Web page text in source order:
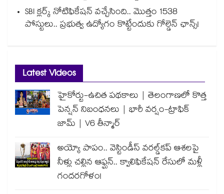
SBI క్లర్క్ నోటిఫికేషన్ వచ్చేసింది.. మొత్తం 1538
పోస్టులు.. ప్రభుత్వ ఉద్యోగం కొట్టేందుకు గోల్డెన్ ఛాన్స్!
Latest Videos
హైకోర్టు-ఉచిత పథకాలు | తెలంగాణలో కొత్త
పెన్షన్ నిబంధనలు | భారీ వర్షం-ట్రాఫిక్
జామ్ | V6 తీన్మార్
అయ్యో పాపం.. వెస్టిండీస్ వరల్డ్‌కప్ ఆశలపై
నీళ్లు చల్లిన ఆఫ్ఘన్.. క్వాలిఫికేషన్ రేసులో మళ్లీ
గందరగోళం!